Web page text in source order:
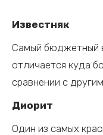
Известняк
Самый бюджетный
отличается куда
сравнении с
Диорит
Один из самых